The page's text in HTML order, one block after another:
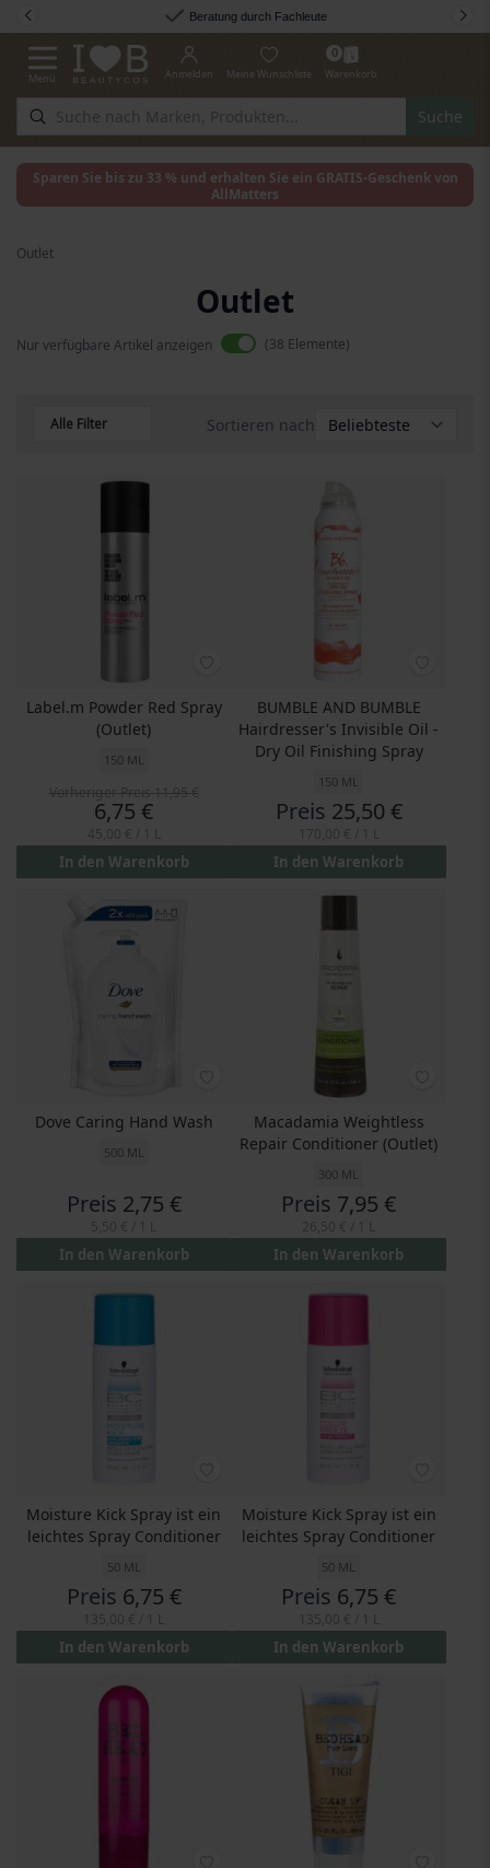
Zum Inhalt springen Beratung durch Fachleute
Navigation umschalten
Menü
Suche
Anmelden Meine Wunschliste
0
Warenkorb
Sparen Sie bis zu 33 % und erhalten Sie ein GRATIS-Geschenk von
AllMatters
Outlet
Outlet
Nur verfügbare Artikel anzeigen 38 Elemente
Alle Filter Sortieren nach
Label.m Powder Red Spray
(Outlet)
150 ML
Preis
6,75 €
In den Warenkorb
BUMBLE AND BUMBLE
Hairdresser's Invisible Oil -
Dry Oil Finishing Spray
150 ML
Preis 25,50 €
In den Warenkorb
Dove Caring Hand Wash
500 ML
Preis 2,75 €
In den Warenkorb
Macadamia Weightless
Repair Conditioner (Outlet)
300 ML
Preis 7,95 €
In den Warenkorb
Moisture Kick Spray ist ein
leichtes Spray Conditioner
50 ML
Preis 6,75 €
In den Warenkorb
Moisture Kick Spray ist ein
leichtes Spray Conditioner
50 ML
Preis 6,75 €
In den Warenkorb